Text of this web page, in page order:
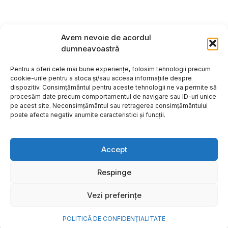
Avem nevoie de acordul
dumneavoastră
Pentru a oferi cele mai bune experiențe, folosim tehnologii precum
cookie-urile pentru a stoca și/sau accesa informațiile despre
dispozitiv. Consimțământul pentru aceste tehnologii ne va permite să
procesăm date precum comportamentul de navigare sau ID-uri unice
pe acest site. Neconsimțământul sau retragerea consimțământului
poate afecta negativ anumite caracteristici și funcții.
Accept
Respinge
Vezi preferințe
POLITICĂ DE CONFIDENȚIALITATE
Copyright ©2026